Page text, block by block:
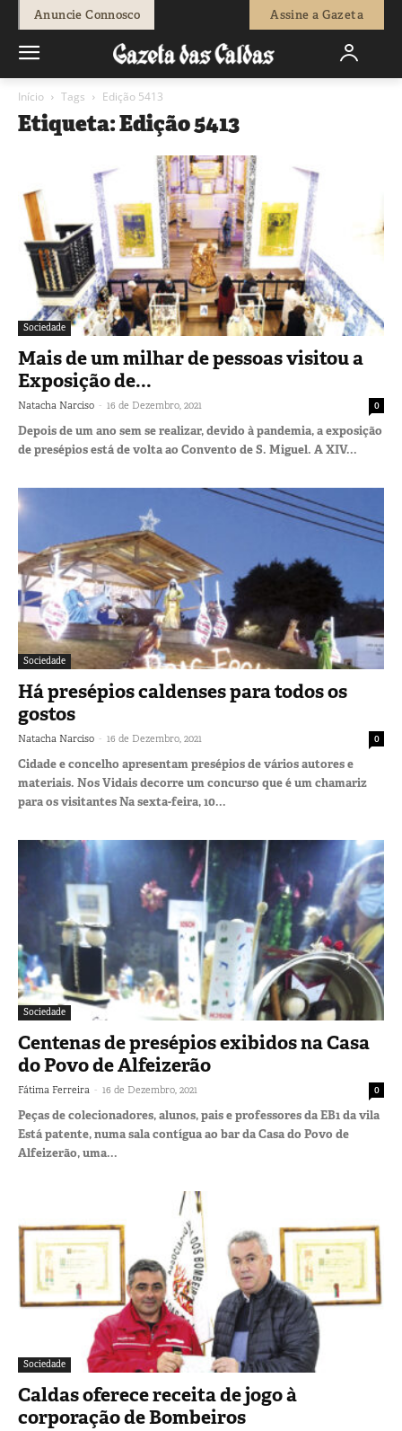
Anuncie Connosco Assine a Gazeta
Início Tags Edição 5413
Etiqueta: Edição 5413
Sociedade
Mais de um milhar de pessoas visitou a
Exposição de...
Natacha Narciso - 16 de Dezembro, 2021 0
Depois de um ano sem se realizar, devido à pandemia, a exposição
de presépios está de volta ao Convento de S. Miguel. A XIV...
Sociedade
Há presépios caldenses para todos os
gostos
Natacha Narciso - 16 de Dezembro, 2021 0
Cidade e concelho apresentam presépios de vários autores e
materiais. Nos Vidais decorre um concurso que é um chamariz
para os visitantes Na sexta-feira, 10...
Sociedade
Centenas de presépios exibidos na Casa
do Povo de Alfeizerão
Fátima Ferreira - 16 de Dezembro, 2021 0
Peças de colecionadores, alunos, pais e professores da EB1 da vila
Está patente, numa sala contígua ao bar da Casa do Povo de
Alfeizerão, uma...
Sociedade
Caldas oferece receita de jogo à
corporação de Bombeiros